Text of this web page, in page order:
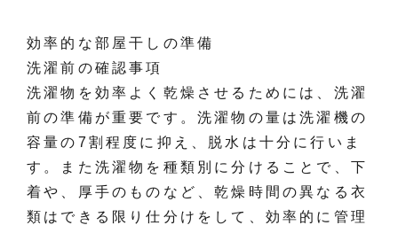
効率的な部屋干しの準備
洗濯前の確認事項
洗濯物を効率よく乾燥させるためには、洗濯
前の準備が重要です。洗濯物の量は洗濯機の
容量の7割程度に抑え、脱水は十分に行いま
す。また洗濯物を種類別に分けることで、下
着や、厚手のものなど、乾燥時間の異なる衣
類はできる限り仕分けをして、効率的に管理